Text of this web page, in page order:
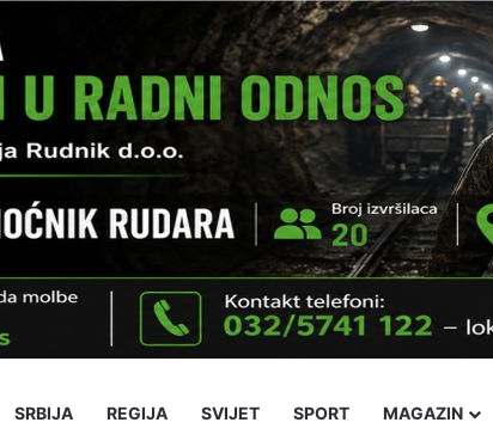
SRBIJA REGIJA SVIJET SPORT MAGAZIN